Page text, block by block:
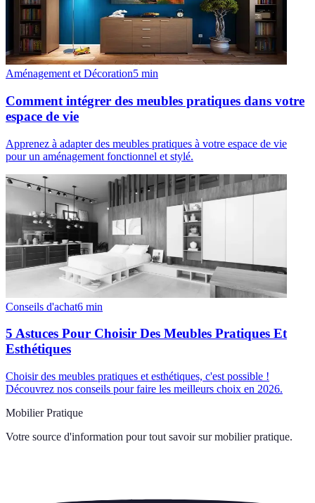
Aménagement et Décoration5 min
Comment intégrer des meubles pratiques dans votre
espace de vie
Apprenez à adapter des meubles pratiques à votre espace de vie
pour un aménagement fonctionnel et stylé.
Conseils d'achat6 min
5 Astuces Pour Choisir Des Meubles Pratiques Et
Esthétiques
Choisir des meubles pratiques et esthétiques, c'est possible !
Découvrez nos conseils pour faire les meilleurs choix en 2026.
Mobilier Pratique
Votre source d'information pour tout savoir sur mobilier pratique.